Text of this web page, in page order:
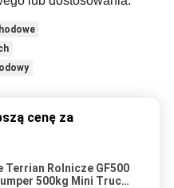
cenę za
Terrian Rolnicze GF500
500kg Mini Truck